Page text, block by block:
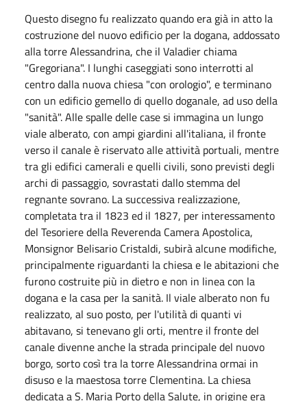
Questo disegno fu realizzato quando era già in atto la
costruzione del nuovo edificio per la dogana, addossato
alla torre Alessandrina, che il Valadier chiama
"Gregoriana". I lunghi caseggiati sono interrotti al
centro dalla nuova chiesa "con orologio", e terminano
con un edificio gemello di quello doganale, ad uso della
"sanità". Alle spalle delle case si immagina un lungo
viale alberato, con ampi giardini all'italiana, il fronte
verso il canale è riservato alle attività portuali, mentre
tra gli edifici camerali e quelli civili, sono previsti degli
archi di passaggio, sovrastati dallo stemma del
regnante sovrano. La successiva realizzazione,
completata tra il 1823 ed il 1827, per interessamento
del Tesoriere della Reverenda Camera Apostolica,
Monsignor Belisario Cristaldi, subirà alcune modifiche,
principalmente riguardanti la chiesa e le abitazioni che
furono costruite più in dietro e non in linea con la
dogana e la casa per la sanità. Il viale alberato non fu
realizzato, al suo posto, per l'utilità di quanti vi
abitavano, si tenevano gli orti, mentre il fronte del
canale divenne anche la strada principale del nuovo
borgo, sorto così tra la torre Alessandrina ormai in
disuso e la maestosa torre Clementina. La chiesa
dedicata a S. Maria Porto della Salute, in origine era